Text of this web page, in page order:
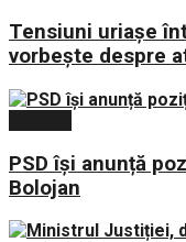
Tensiuni uriașe
vorbește despre
PSD își anunță
Bolojan